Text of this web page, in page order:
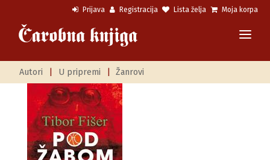
Prijava Registracija Lista želja Moja korpa
Autori U pripremi Žanrovi